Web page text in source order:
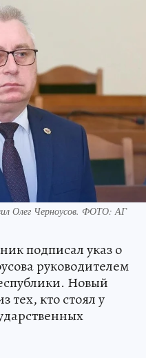
Олег Черноусов. ФОТО: АГ
подписал указ о
руководителем
Новый
тех, кто стоял у